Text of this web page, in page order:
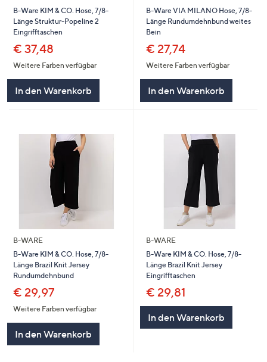
B-Ware KIM & CO. Hose, 7/8-
Länge Struktur-Popeline 2
Eingrifftaschen
€ 37,48
Weitere Farben verfügbar
In den Warenkorb
B-Ware VIA MILANO Hose, 7/8-
Länge Rundumdehnbund weites
Bein
€ 27,74
Weitere Farben verfügbar
In den Warenkorb
B-WARE
B-Ware KIM & CO. Hose, 7/8-
Länge Brazil Knit Jersey
Rundumdehnbund
€ 29,97
Weitere Farben verfügbar
In den Warenkorb
B-WARE
B-Ware KIM & CO. Hose, 7/8-
Länge Brazil Knit Jersey
Eingrifftaschen
€ 29,81
In den Warenkorb